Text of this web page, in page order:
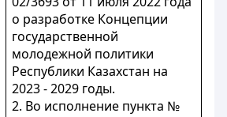
о разработке Концепции
государственной
молодежной политики
Республики Казахстан на
2023 - 2029 годы.
2. Во исполнение пункта №